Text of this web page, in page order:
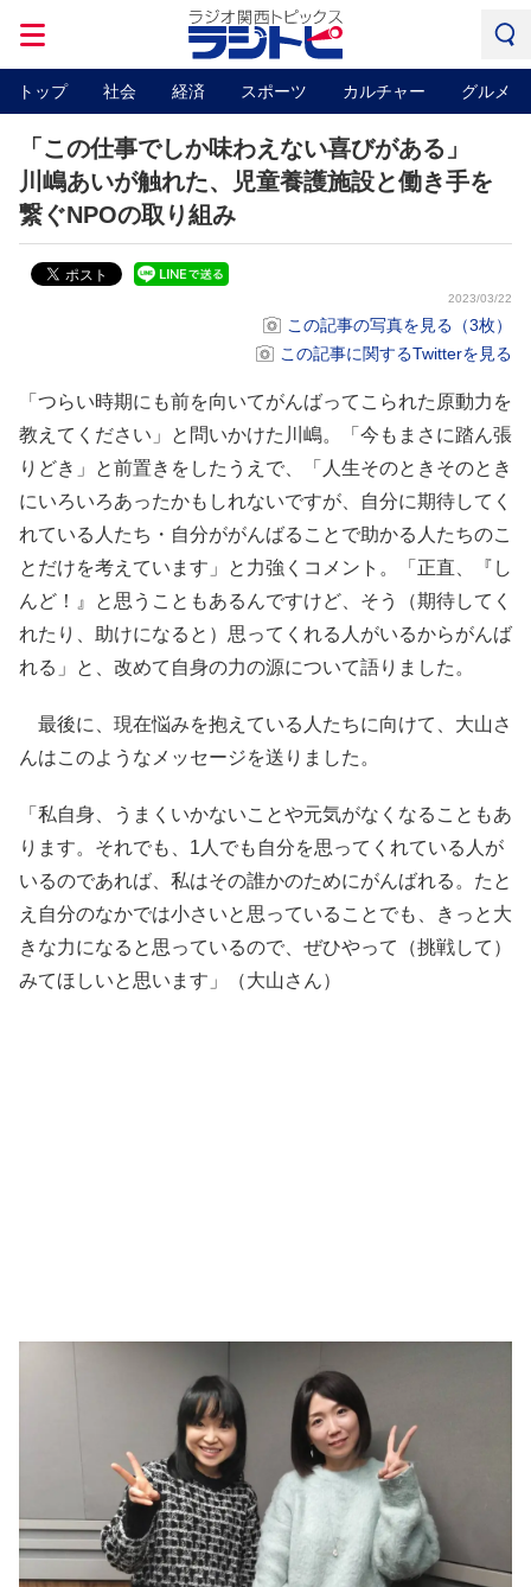
トップ 社会 経済 スポーツ カルチャー グルメ
「この仕事でしか味わえない喜びがある」
川嶋あいが触れた、児童養護施設と働き手を
繋ぐNPOの取り組み
2023/03/22
この記事の写真を見る（3枚）
この記事に関するTwitterを見る
「つらい時期にも前を向いてがんばってこられた原動力を
教えてください」と問いかけた川嶋。「今もまさに踏ん張
りどき」と前置きをしたうえで、「人生そのときそのとき
にいろいろあったかもしれないですが、自分に期待してく
れている人たち・自分ががんばることで助かる人たちのこ
とだけを考えています」と力強くコメント。「正直、『し
んど！』と思うこともあるんですけど、そう（期待してく
れたり、助けになると）思ってくれる人がいるからがんば
れる」と、改めて自身の力の源について語りました。
最後に、現在悩みを抱えている人たちに向けて、大山さ
んはこのようなメッセージを送りました。
「私自身、うまくいかないことや元気がなくなることもあ
ります。それでも、1人でも自分を思ってくれている人が
いるのであれば、私はその誰かのためにがんばれる。たと
え自分のなかでは小さいと思っていることでも、きっと大
きな力になると思っているので、ぜひやって（挑戦して）
みてほしいと思います」（大山さん）